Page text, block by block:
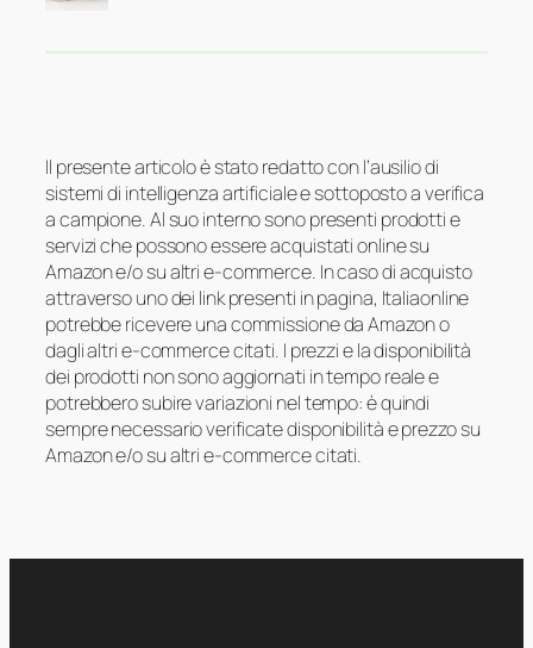
Il presente articolo è stato redatto con l’ausilio di
sistemi di intelligenza artificiale e sottoposto a verifica
a campione. Al suo interno sono presenti prodotti e
servizi che possono essere acquistati online su
Amazon e/o su altri e-commerce. In caso di acquisto
attraverso uno dei link presenti in pagina, Italiaonline
potrebbe ricevere una commissione da Amazon o
dagli altri e-commerce citati. I prezzi e la disponibilità
dei prodotti non sono aggiornati in tempo reale e
potrebbero subire variazioni nel tempo: è quindi
sempre necessario verificate disponibilità e prezzo su
Amazon e/o su altri e-commerce citati.